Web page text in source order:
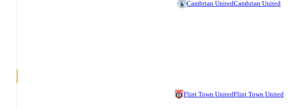
Cambrian UnitedCambrian United
Flint Town UnitedFlint Town United